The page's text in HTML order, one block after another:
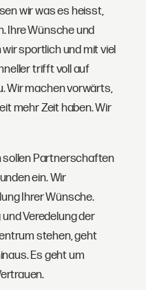
wir was es heisst,
Ihre Wünsche und
sportlich und mit viel
trifft voll auf
Wir machen vorwärts,
mehr Zeit haben. Wir
sollen Partnerschaften
ein. Wir
Ihrer Wünsche.
Veredelung der
stehen, geht
Es geht um